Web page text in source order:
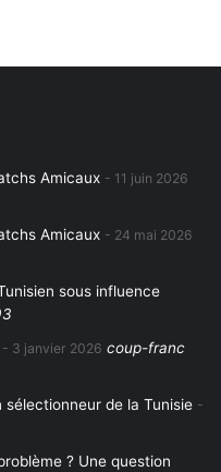
Amicaux 11 juin 2026
Amicaux
24 mai 2026
sous influence
3 janvier 2026 coup-franc
sélectionneur de la Tunisie
? Une question